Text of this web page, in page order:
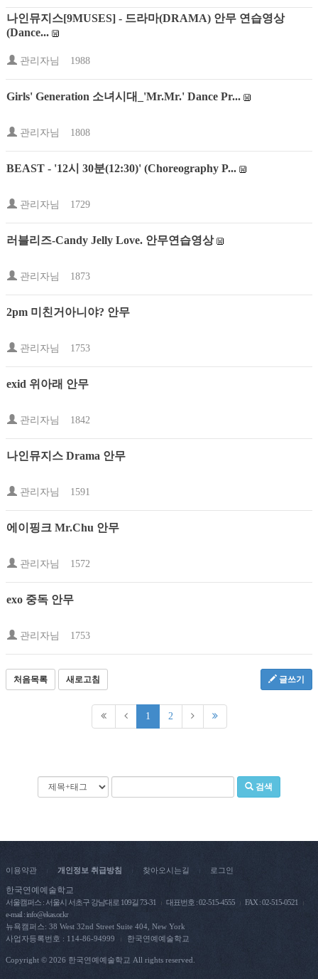
나인뮤지스[9MUSES] - 드라마(DRAMA) 안무 연습영상
(Dance...
관리자님 1988
Girls' Generation 소녀시대_'Mr.Mr.' Dance Pr...
관리자님 1808
BEAST - '12시 30분(12:30)' (Choreography P...
관리자님 1729
러블리즈-Candy Jelly Love. 안무연습영상
관리자님 1873
2pm 미친거아니야? 안무
관리자님 1753
exid 위아래 안무
관리자님 1842
나인뮤지스 Drama 안무
관리자님 1591
에이핑크 Mr.Chu 안무
관리자님 1572
exo 중독 안무
관리자님 1753
처음목록 새로고침 글쓰기
1 2
검색
이용약관 개인정보 취급방침 찾아오시는길 로그인
한국연예예술학교
서울캠퍼스 : 서울시 서초구 강남대로 109길 73-31 대표번호 : 02-515-4555
FAX : 02-515-0521
e-mail : info@ekas.or.kr
뉴욕캠퍼스: 38 West 32nd Street Suite 404, New York
사업자등록번호 : 114-86-94999
| 한국연예예술학교
Copyright © 2026 한국연예예술학교 All rights reserved.